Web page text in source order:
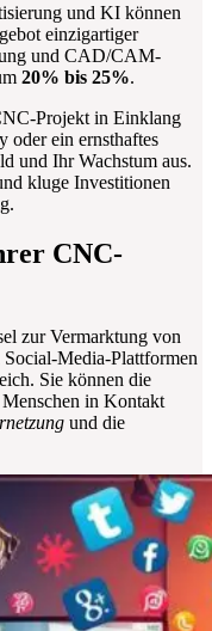
und KI können
einzigartiger
und CAD/CAM-
20% bis 25%.
Projekt in Einklang
oder ein ernsthaftes
und Ihr Wachstum aus.
kluge Investitionen
CNC-
zur Vermarktung von
Media-Plattformen
Sie können die
in Kontakt
und die